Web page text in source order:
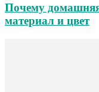
Почему
материал и цвет